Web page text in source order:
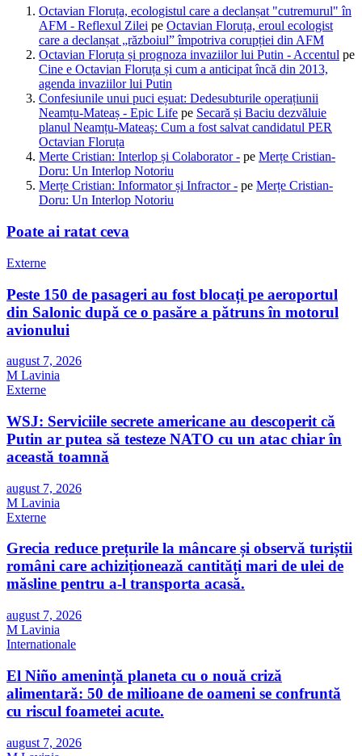
Octavian Floruța, ecologistul care a declanșat "cutremurul" în
AFM - Reflexul Zilei pe Octavian Floruța, eroul ecologist
care a declanșat „războiul” împotriva corupției din AFM
Octavian Floruța și prognoza invaziilor lui Putin - Accentul pe
Cine e Octavian Floruța și cum a anticipat încă din 2013,
agenda invaziilor lui Putin
Confesiunile unui puci eșuat: Dedesubturile operațiunii
Neamțu-Mateaș - Epic Life pe Secară și Baciu dezvăluie
planul Neamțu-Mateaș: Cum a fost salvat candidatul PER
Octavian Floruța
Merte Cristian: Interlop și Colaborator - pe Merțe Cristian-
Doru: Un Interlop Notoriu
Merțe Cristian: Informator și Infractor - pe Merțe Cristian-
Doru: Un Interlop Notoriu
Poate ai ratat ceva
Externe
Peste 150 de pasageri au fost blocați pe aeroportul
din Salonic după ce o pasăre a pătruns în motorul
avionului
august 7, 2026
M Lavinia
Externe
WSJ: Serviciile secrete americane au descoperit că
Putin ar putea să testeze NATO cu un atac chiar în
această toamnă
august 7, 2026
M Lavinia
Externe
Grecia reduce prețurile la mâncare și observă turiștii
români care achiziționează cantități mari de ulei de
măsline pentru a-l transporta acasă.
august 7, 2026
M Lavinia
Internationale
El Niño amenință planeta cu o nouă criză
alimentară: 50 de milioane de oameni se confruntă
cu riscul foametei acute.
august 7, 2026